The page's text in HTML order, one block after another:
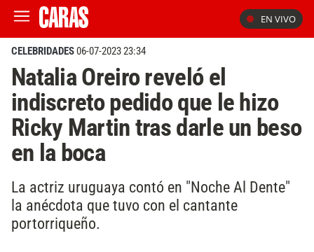
EN VIVO
CELEBRIDADES06-07-2023 23:34
Natalia Oreiro reveló el
indiscreto pedido que le hizo
Ricky Martin tras darle un beso
en la boca
La actriz uruguaya contó en "Noche Al Dente"
la anécdota que tuvo con el cantante
portorriqueño.